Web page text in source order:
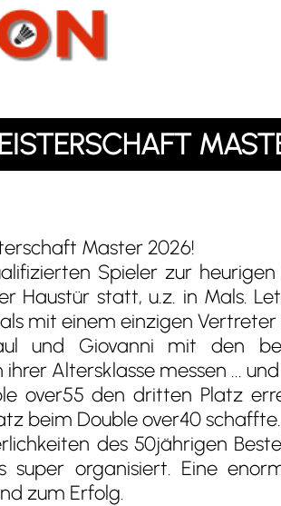
Master 2026!
Spieler zur
Haustür statt, u.z. in Mals.
mit einem einzigen Vertreter
und Giovanni mit den
Altersklasse messen ...
over55 den dritten Platz
beim Double over40 schaffte.
des 50jährigen
super organisiert. Eine
zum Erfolg.